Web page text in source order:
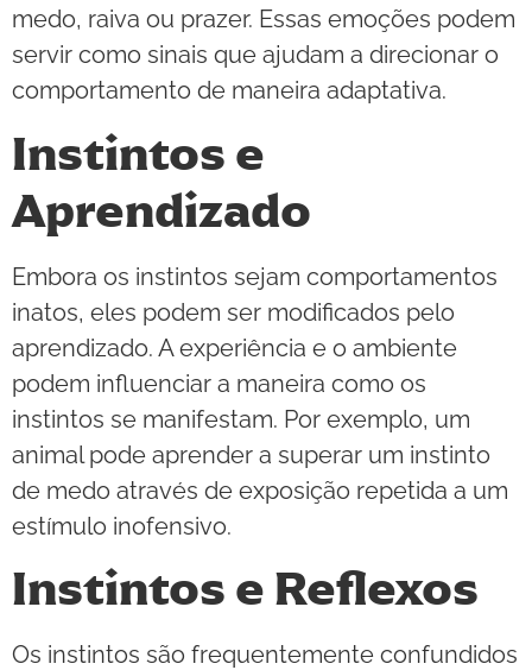
medo, raiva ou prazer. Essas emoções podem
servir como sinais que ajudam a direcionar o
comportamento de maneira adaptativa.
Instintos e
Aprendizado
Embora os instintos sejam comportamentos
inatos, eles podem ser modificados pelo
aprendizado. A experiência e o ambiente
podem influenciar a maneira como os
instintos se manifestam. Por exemplo, um
animal pode aprender a superar um instinto
de medo através de exposição repetida a um
estímulo inofensivo.
Instintos e Reflexos
Os instintos são frequentemente confundidos